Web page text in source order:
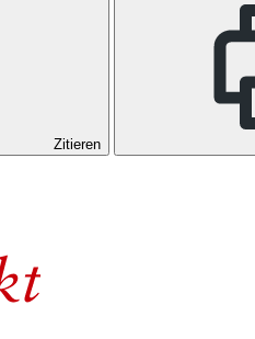
Zitieren